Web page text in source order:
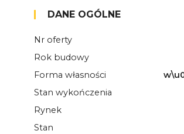
DANE OGÓLNE
Nr oferty
Rok budowy
Forma własności
Stan wykończenia
Rynek
Stan